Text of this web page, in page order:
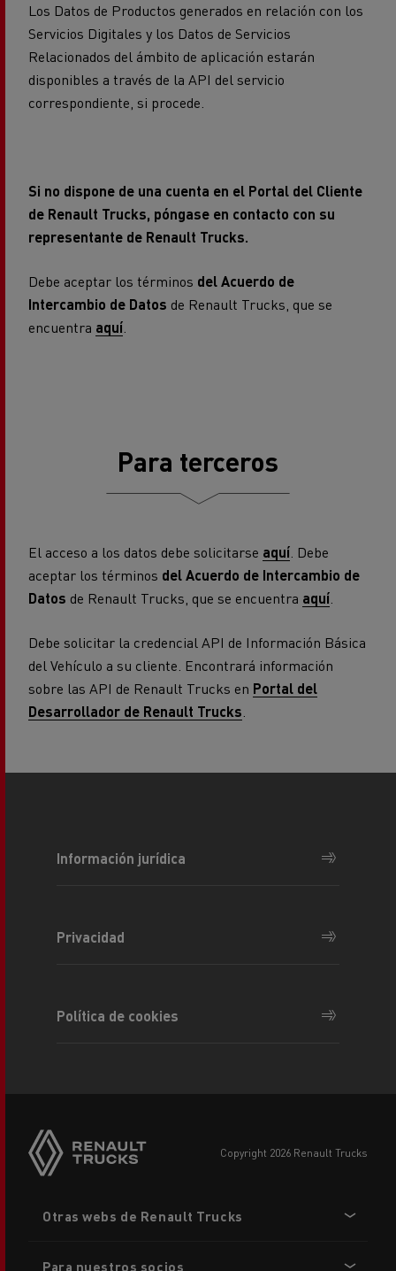
Los Datos de Productos generados en relación con los
Servicios Digitales y los Datos de Servicios
Relacionados del ámbito de aplicación estarán
disponibles a través de la API del servicio
correspondiente, si procede.
Si no dispone de una cuenta en el Portal del Cliente
de Renault Trucks, póngase en contacto con su
representante de Renault Trucks.
Debe aceptar los términos del Acuerdo de
Intercambio de Datos de Renault Trucks, que se
encuentra aquí
Para terceros
El acceso a los datos debe solicitarse aquí . Debe
aceptar los términos del Acuerdo de Intercambio de
Datos de Renault Trucks, que se encuentra aquí
Debe solicitar la credencial API de Información Básica
del Vehículo a su cliente. Encontrará información
sobre las API de Renault Trucks en Portal del
Desarrollador de Renault Trucks
Información jurídica
Privacidad
Política de cookies
copyright 2026 Renault Trucks
menu
Otras webs de Renault Trucks
Para nuestros socios